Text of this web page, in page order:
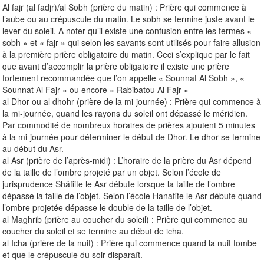
Al fajr (al fadjr)/al Sobh (prière du matin) : Prière qui commence à
l’aube ou au crépuscule du matin. Le sobh se termine juste avant le
lever du soleil. A noter qu’il existe une confusion entre les termes «
sobh » et « fajr » qui selon les savants sont utilisés pour faire allusion
à la première prière obligatoire du matin. Ceci s’explique par le fait
que avant d’accomplir la prière obligatoire il existe une prière
fortement recommandée que l’on appelle « Sounnat Al Sobh », «
Sounnat Al Fajr » ou encore « Rabibatou Al Fajr »
al Dhor ou al dhohr (prière de la mi-journée) : Prière qui commence à
la mi-journée, quand les rayons du soleil ont dépassé le méridien.
Par commodité de nombreux horaires de prières ajoutent 5 minutes
à la mi-journée pour déterminer le début de Dhor. Le dhor se termine
au début du Asr.
al Asr (prière de l’après-midi) : L’horaire de la prière du Asr dépend
de la taille de l’ombre projeté par un objet. Selon l’école de
jurisprudence Shâfiite le Asr débute lorsque la taille de l’ombre
dépasse la taille de l’objet. Selon l’école Hanafite le Asr débute quand
l’ombre projetée dépasse le double de la taille de l’objet.
al Maghrib (prière au coucher du soleil) : Prière qui commence au
coucher du soleil et se termine au début de icha.
al Icha (prière de la nuit) : Prière qui commence quand la nuit tombe
et que le crépuscule du soir disparaît.